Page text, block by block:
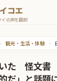
コエ
イの声を翻訳
• 観光・生活・体験 •
た 怪文書